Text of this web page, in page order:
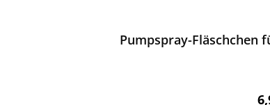
Pumpspray-Fläschchen